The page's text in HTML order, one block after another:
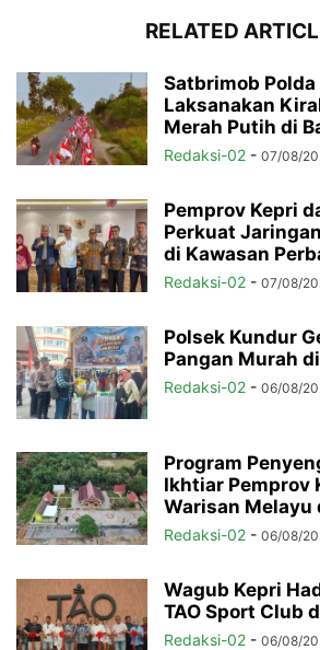
RELATED
Satbrimob Polda
Laksanakan
Merah Putih di
Redaksi-02 - 07/08/
Pemprov Kepri
Perkuat
di Kawasan
Redaksi-02 - 07/08/
Polsek Kundur
Pangan Murah
Redaksi-02 - 06/08/
Program
Ikhtiar Pemprov
Warisan Melayu
Redaksi-02 - 06/08/
Wagub Kepri
TAO Sport Club
Redaksi-02 - 06/08/